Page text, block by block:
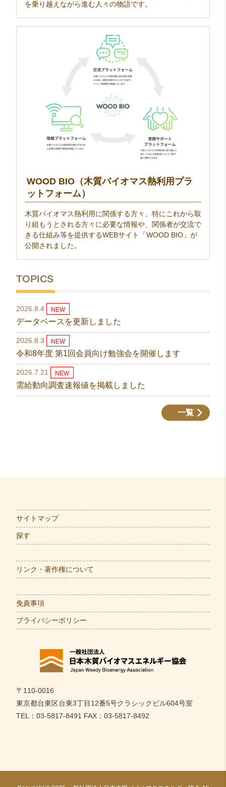
を乗り越えながら進む人々の物語です。
WOOD BIO（木質バイオマス熱利用プラ
ットフォーム）
木質バイオマス熱利用に関係する方々、特にこれから取
り組もうとされる方々に必要な情報や、関係者が交流で
きる仕組み等を提供するWEBサイト「WOOD BIO」が
公開されました。
TOPICS
2026.8.4 NEW
データベースを更新しました
2026.8.3 NEW
令和8年度 第1回会員向け勉強会を開催します
2026.7.21 NEW
需給動向調査速報値を掲載しました
一覧
サイトマップ
探す
リンク・著作権について
免責事項
プライバシーポリシー
〒110-0016
東京都台東区台東3丁目12番5号クラシックビル604号室
TEL：03-5817-8491 FAX：03-5817-8492